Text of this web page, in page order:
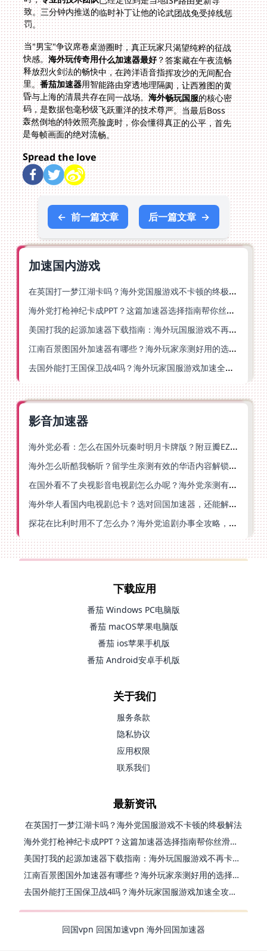
罚。
当"男宝"争议席卷桌游圈时，真正玩家只渴望纯粹的征战
快感。海外玩传奇用什么加速器最好？答案藏在午夜流畅
释放烈火剑法的畅快中，在跨洋语音指挥攻沙的无间配合
里。番茄加速器用智能路由穿透地理隔阂，让西雅图的黄
昏与上海的清晨共存在同一战场。海外畅玩国服的核心密
码，是数据包毫秒级飞跃重洋的技术尊严。当最后Boss
轰然倒地的特效照亮脸庞时，你会懂得真正的公平，首先
是每帧画面的绝对流畅。
Spread the love
← 前一篇文章 后一篇文章 →
加速国内游戏
在英国打一梦江湖卡吗？海外党国服游戏不卡顿的终极解法
海外党打枪神纪卡成PPT？这篇加速器选择指南帮你丝滑上分
美国打我的起源加速器下载指南：海外玩国服游戏不再卡的终极方案
江南百景图国外加速器有哪些？海外玩家亲测好用的选择与避坑指南
去国外能打王国保卫战4吗？海外玩家国服游戏加速全攻略（附公主连结幻想江湖实测）
影音加速器
海外党必看：怎么在国外玩秦时明月卡牌版？附豆瓣EZCast地区限制破解法
海外怎么听酷我畅听？留学生亲测有效的华语内容解锁指南
在国外看不了央视影音电视剧怎么办呢？海外党亲测有效的回国加速方案
海外华人看国内电视剧总卡？选对回国加速器，还能解决菲律宾打不开反诈中心的问题
探花在比利时用不了怎么办？海外党追剧办事全攻略，选对加速器就够了
下载应用
番茄 Windows PC电脑版
番茄 macOS苹果电脑版
番茄 ios苹果手机版
番茄 Android安卓手机版
关于我们
服务条款
隐私协议
应用权限
联系我们
最新资讯
在英国打一梦江湖卡吗？海外党国服游戏不卡顿的终极解法
海外党打枪神纪卡成PPT？这篇加速器选择指南帮你丝滑上分
美国打我的起源加速器下载指南：海外玩国服游戏不再卡的终极方案
江南百景图国外加速器有哪些？海外玩家亲测好用的选择与避坑指南
去国外能打王国保卫战4吗？海外玩家国服游戏加速全攻略（附公主连结幻想江湖实测）
回国vpn 回国加速vpn 海外回国加速器